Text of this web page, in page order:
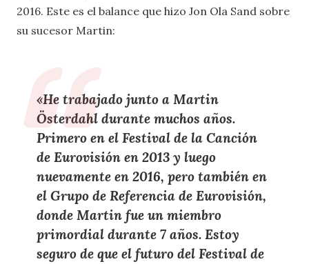
2016. Este es el balance que hizo Jon Ola Sand sobre
su sucesor Martin:
«He trabajado junto a Martin
Österdahl durante muchos años.
Primero en el Festival de la Canción
de Eurovisión en 2013 y luego
nuevamente en 2016, pero también en
el Grupo de Referencia de Eurovisión,
donde Martin fue un miembro
primordial durante 7 años. Estoy
seguro de que el futuro del Festival de